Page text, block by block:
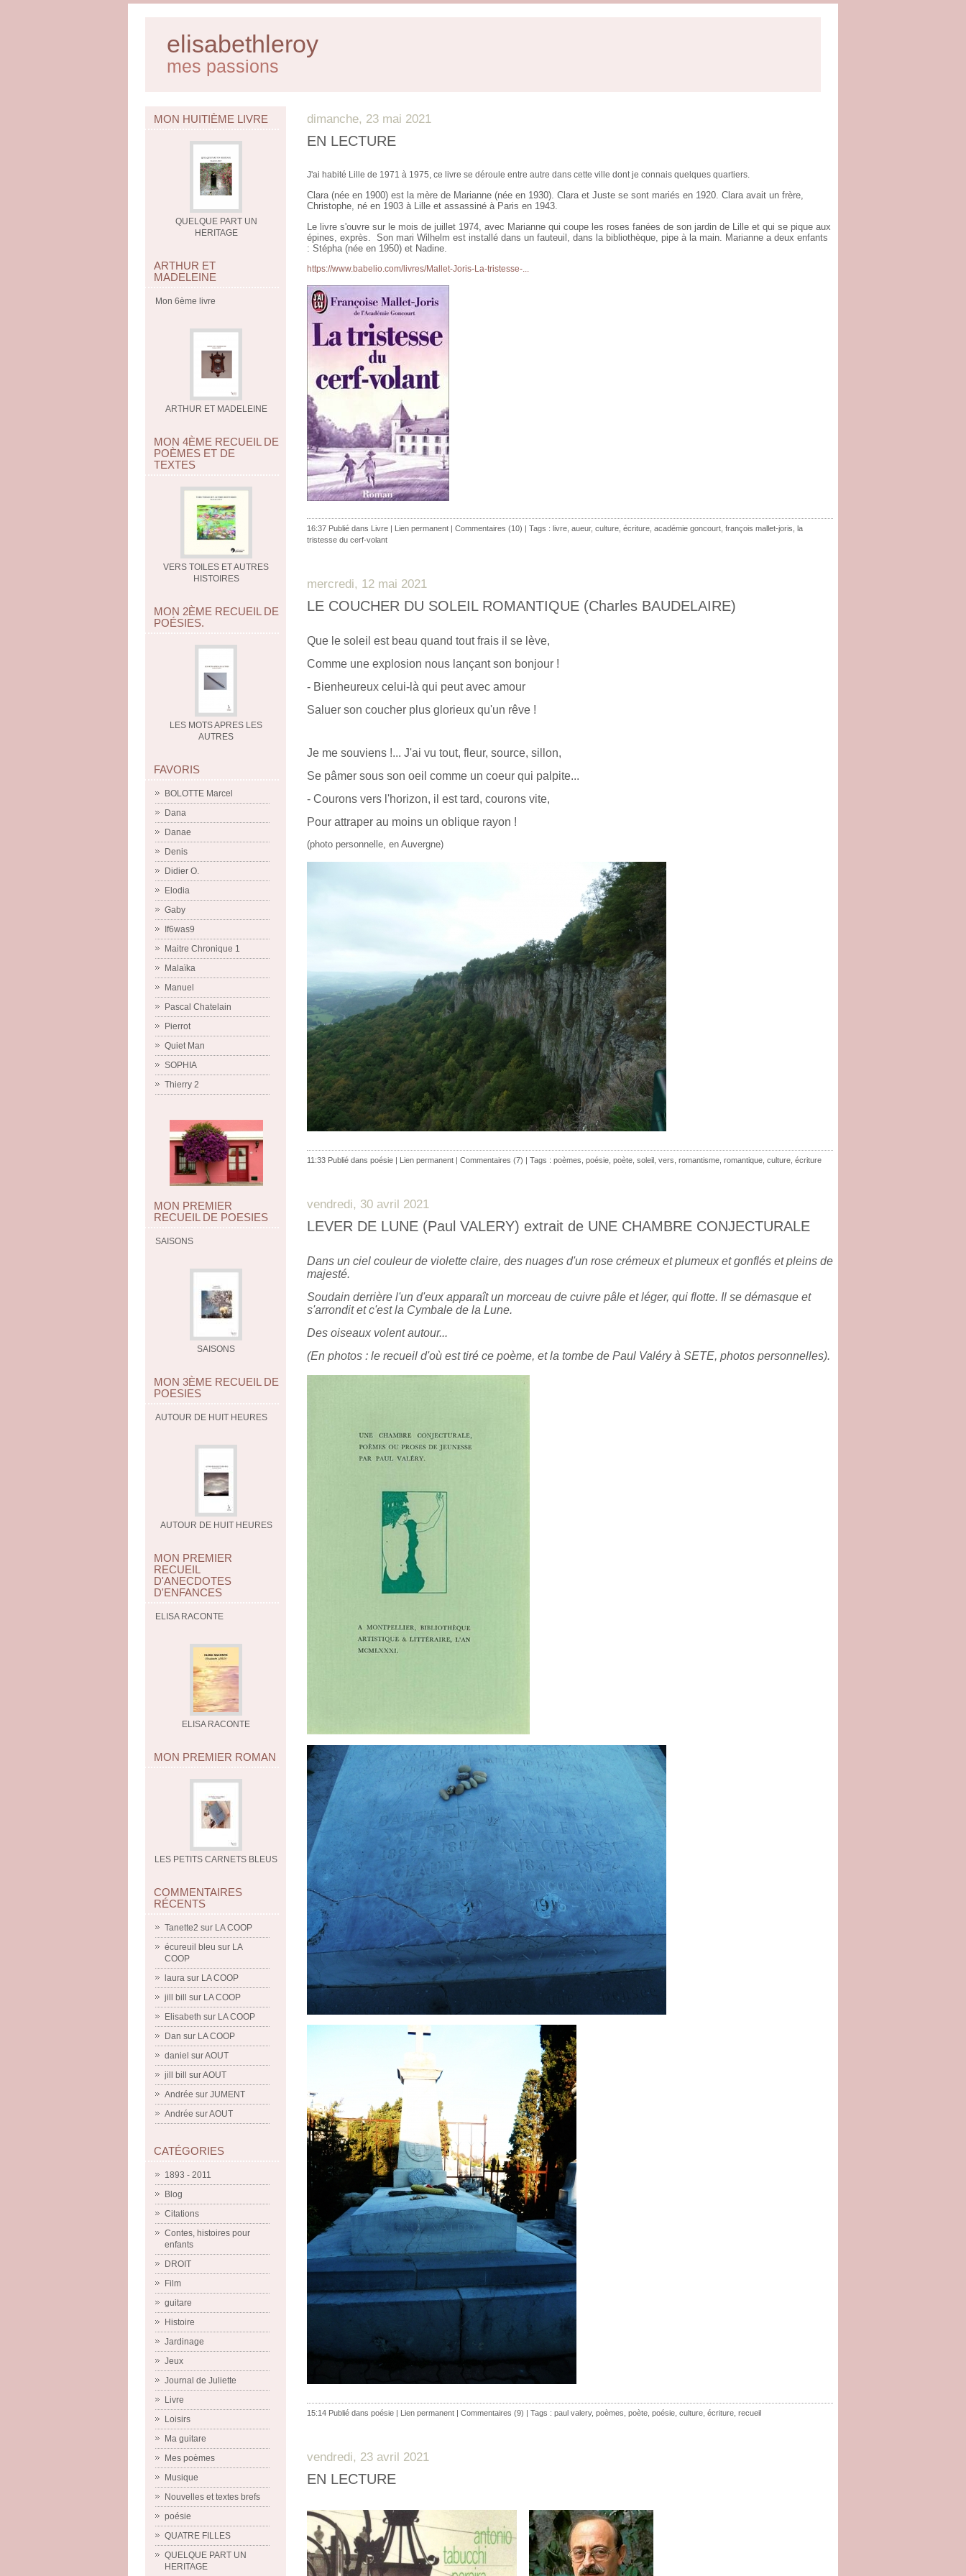
elisabethleroy
mes passions
MON HUITIÈME LIVRE
QUELQUE PART UN
HERITAGE
ARTHUR ET
MADELEINE
Mon 6ème livre
ARTHUR ET MADELEINE
MON 4ÈME RECUEIL DE
POÈMES ET DE
TEXTES
VERS TOILES ET AUTRES
HISTOIRES
MON 2ÈME RECUEIL DE
POÉSIES.
LES MOTS APRES LES
AUTRES
FAVORIS
BOLOTTE Marcel
Dana
Danae
Denis
Didier O.
Elodia
Gaby
If6was9
Maitre Chronique 1
Malaïka
Manuel
Pascal Chatelain
Pierrot
Quiet Man
SOPHIA
Thierry 2
MON PREMIER
RECUEIL DE POESIES
SAISONS
SAISONS
MON 3ÈME RECUEIL DE
POESIES
AUTOUR DE HUIT HEURES
AUTOUR DE HUIT HEURES
MON PREMIER
RECUEIL
D'ANECDOTES
D'ENFANCES
ELISA RACONTE
ELISA RACONTE
MON PREMIER ROMAN
LES PETITS CARNETS BLEUS
COMMENTAIRES
RÉCENTS
Tanette2 sur LA COOP
écureuil bleu sur LA
COOP
laura sur LA COOP
jill bill
sur LA COOP
Elisabeth sur LA COOP
Dan sur LA COOP
daniel surAOUT
jill bill
surAOUT
Andrée sur JUMENT
Andrée surAOUT
CATÉGORIES
1893 - 2011
Blog
Citations
Contes, histoires pour
enfants
DROIT
Film
guitare
Histoire
Jardinage
Jeux
Journal de Juliette
Livre
Loisirs
Ma guitare
Mes poèmes
Musique
Nouvelles et textes brefs
poésie
QUATRE FILLES
QUELQUE PART UN
HERITAGE
dimanche, 23 mai 2021
EN LECTURE
J'ai habité Lille de 1971 à 1975, ce livre se déroule entre autre dans cette ville dont je connais quelques quartiers.
Clara (née en 1900) est la mère de Marianne (née en 1930). Clara et Juste se sont mariés en 1920. Clara avait un frère,
Christophe, né en 1903 à Lille et assassiné à Paris en 1943.
Le livre s'ouvre sur le mois de juillet 1974, avec Marianne qui coupe les roses fanées de son jardin de Lille et qui se pique aux
épines, exprès. Son mari Wilhelm est installé dans un fauteuil, dans la bibliothèque, pipe à la main. Marianne a deux enfants
: Stépha (née en 1950) et Nadine.
https://www.babelio.com/livres/Mallet-Joris-La-tristesse-...
16:37 Publié dans Livre | Lien permanent | Commentaires (10) | Tags : livre aueur, culture écriture académie goncourt françois mallet-joris la
tristesse du cerf-volant
mercredi, 12 mai 2021
LE COUCHER DU SOLEIL ROMANTIQUE (Charles BAUDELAIRE)
Que le soleil est beau quand tout frais il se lève,
Comme une explosion nous lançant son bonjour !
- Bienheureux celui-là qui peut avec amour
Saluer son coucher plus glorieux qu'un rêve !
Je me souviens !... J'ai vu tout, fleur, source, sillon,
Se pâmer sous son oeil comme un coeur qui palpite...
- Courons vers l'horizon, il est tard, courons vite,
Pour attraper au moins un oblique rayon !
(photo personnelle, en Auvergne)
11:33 Publié dans poésie | Lien permanent | Commentaires (7) | Tags : poèmes poésie poète soleil vers romantisme romantique culture écriture
vendredi, 30 avril 2021
LEVER DE LUNE (Paul VALERY) extrait de UNE CHAMBRE CONJECTURALE
Dans un ciel couleur de violette claire, des nuages d'un rose crémeux et plumeux et gonflés et pleins de
majesté.
Soudain derrière l'un d'eux apparaît un morceau de cuivre pâle et léger, qui flotte. Il se démasque et
s'arrondit et c'est la Cymbale de la Lune.
Des oiseaux volent autour...
(En photos : le recueil d'où est tiré ce poème, et la tombe de Paul Valéry à SETE, photos personnelles).
15:14 Publié dans poésie Lien permanent Commentaires (9) | Tags : paul valery, poèmes poète poésie culture écriture recueil
vendredi, 23 avril 2021
EN LECTURE